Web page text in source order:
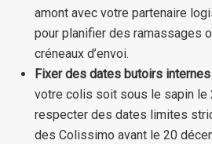
amont avec votre partenaire
pour planifier des ramassages
créneaux d’envoi.
Fixer des dates butoirs internes
votre colis soit sous le sapin le
respecter des dates limites
des Colissimo avant le 20